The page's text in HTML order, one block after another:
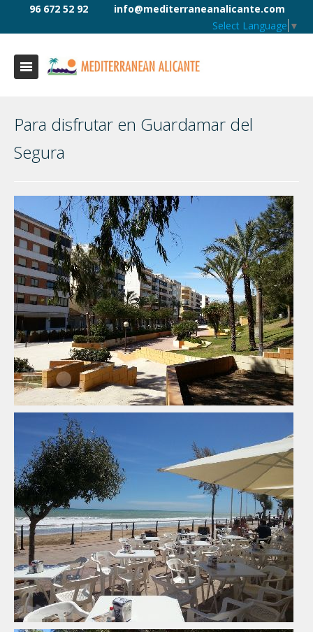
96 672 52 92
info@mediterraneanalicante.com
Select Language ▼
Para disfrutar en Guardamar del
Segura